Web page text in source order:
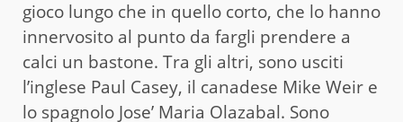
gioco lungo che in quello corto, che lo hanno
innervosito al punto da fargli prendere a
calci un bastone. Tra gli altri, sono usciti
l’inglese Paul Casey, il canadese Mike Weir e
lo spagnolo Jose’ Maria Olazabal. Sono